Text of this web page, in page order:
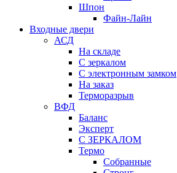
Шпон
Файн-Лайн
Входные двери
АСД
На складе
С зеркалом
С электронным замком
На заказ
Терморазрыв
ВФД
Баланс
Эксперт
С ЗЕРКАЛОМ
Термо
Собранные